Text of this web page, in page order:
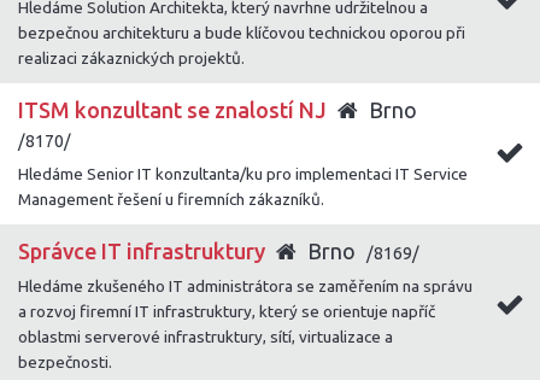
Hledáme Solution Architekta, který navrhne udržitelnou a
bezpečnou architekturu a bude klíčovou technickou oporou při
realizaci zákaznických projektů.
ITSM konzultant se znalostí NJ Brno
/8170/
Hledáme Senior IT konzultanta/ku pro implementaci IT Service
Management řešení u firemních zákazníků.
Správce IT infrastruktury Brno
/8169/
Hledáme zkušeného IT administrátora se zaměřením na správu
a rozvoj firemní IT infrastruktury, který se orientuje napříč
oblastmi serverové infrastruktury, sítí, virtualizace a
bezpečnosti.